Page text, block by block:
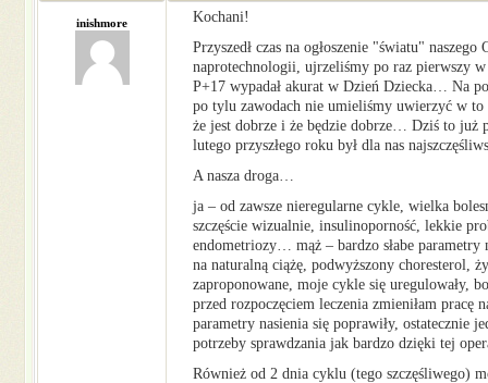
inishmore
Kochani!
Przyszedł czas na ogłoszenie "światu"
naprotechnologii, ujrzeliśmy po raz pierwszy
P+17 wypadał akurat w Dzień Dziecka… Na
po tylu zawodach nie umieliśmy uwierzyć w to
że jest dobrze i że będzie dobrze… Dziś to już
lutego przyszłego roku był dla nas
A nasza droga…
ja – od zawsze nieregularne cykle, wielka
szczęście wizualnie, insulinoporność, lekkie
endometriozy… mąż – bardzo słabe
na naturalną ciążę, podwyższony choresterol,
zaproponowane, moje cykle się uregulowały,
przed rozpoczęciem leczenia zmieniłam
parametry nasienia się poprawiły, ostatecznie
potrzeby sprawdzania jak bardzo dzięki tej
Również od 2 dnia cyklu (tego szczęśliwego)